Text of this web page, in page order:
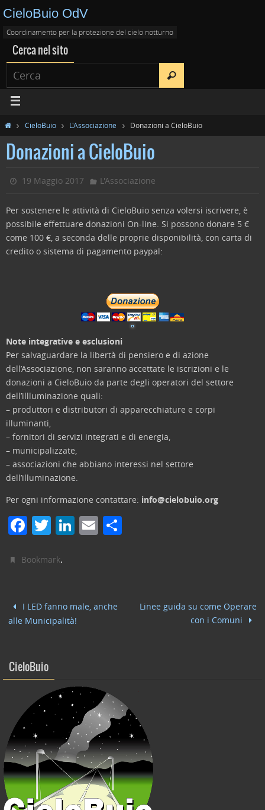
CieloBuio OdV
Coordinamento per la protezione del cielo notturno
Cerca nel sito
CieloBuio L'Associazione Donazioni a CieloBuio
Donazioni a CieloBuio
19 Maggio 2017 L'Associazione
Per sostenere le attività di CieloBuio senza volersi iscrivere, è
possibile effettuare donazioni On-line. Si possono donare 5 €
come 100 €, a seconda delle proprie disponibilità, con carta di
credito o sistema di pagamento paypal:
Note integrative e esclusioni
Per salvaguardare la libertà di pensiero e di azione
dell’Associazione, non saranno accettate le iscrizioni e le
donazioni a CieloBuio da parte degli operatori del settore
dell’illluminazione quali:
– produttori e distributori di apparecchiature e corpi
illuminanti,
– fornitori di servizi integrati e di energia,
– municipalizzate,
– associazioni che abbiano interessi nel settore
dell’illuminazione.
Per ogni informazione contattare: info@cielobuio.org
F
c
b
o
k
T
itt
Li
dI
n
E
Bookmark.
I LED fanno male, anche
alle Municipalità!
Linee guida su come Operare
con i Comuni
CieloBuio